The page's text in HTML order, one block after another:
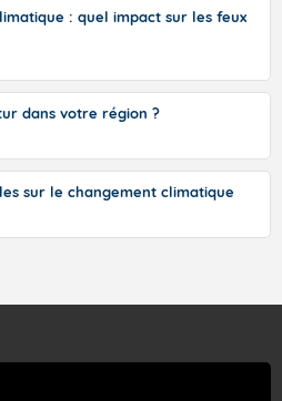
: quel impact sur les feux
dans votre région ?
sur le changement climatique